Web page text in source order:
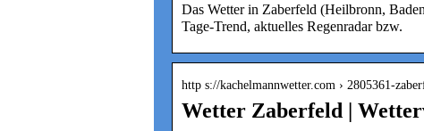
Das Wetter in Zaberfeld (Heilbronn,
Tage-Trend, aktuelles Regenradar bzw.
http s://kachelmannwetter.com › 2805361-
Wetter Zaberfeld |